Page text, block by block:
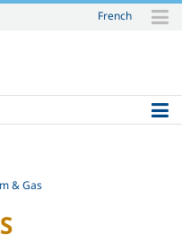
French
& Gas